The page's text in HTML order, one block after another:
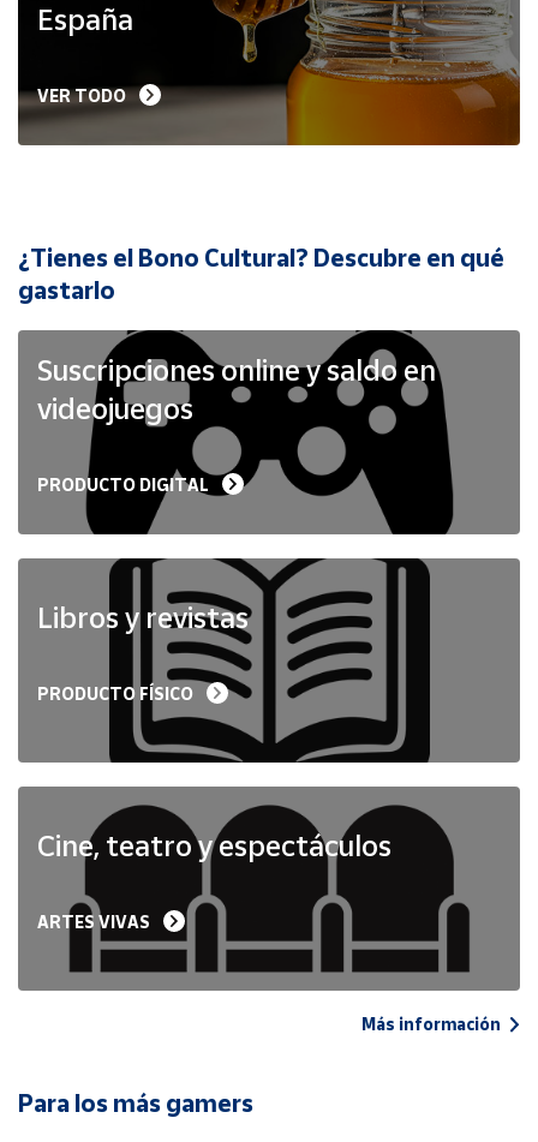
Mapa de
Hazte
vendedor
Cuenta
Ubicación
Península
Baleares
Melilla
España
VER TODO
¿Tienes el Bono Cultural? Descubre en qué
gastarlo
Suscripciones online y saldo en
videojuegos
PRODUCTO DIGITAL
Libros y revistas
PRODUCTO FÍSICO
Cine, teatro y espectáculos
ARTES VIVAS
Más información
Para los más gamers